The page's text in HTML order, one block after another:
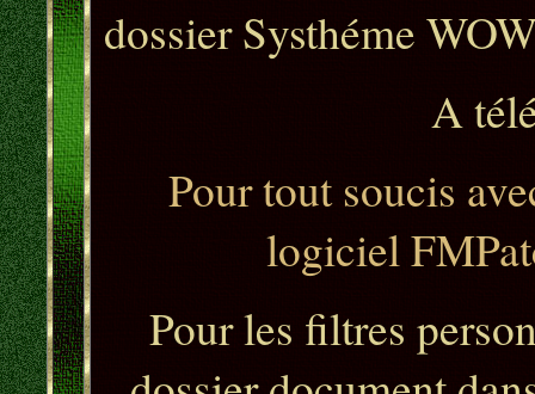
dossier Systhéme
A
Pour tout soucis
logiciel
Pour les filtres